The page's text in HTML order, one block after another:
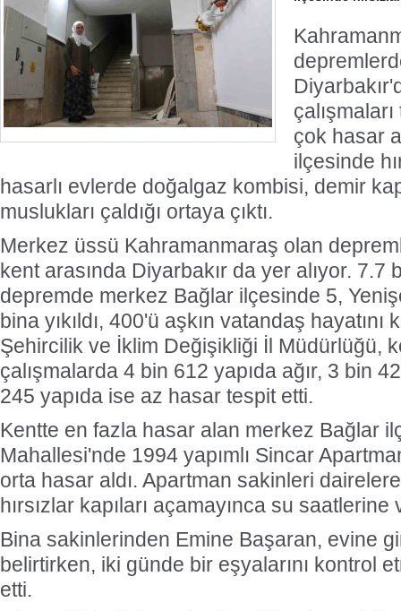
çok hasar
ilçesinde
hasarlı evlerde doğalgaz kombisi, demir
muslukları çaldığı ortaya çıktı.
Merkez üssü Kahramanmaraş olan
kent arasında Diyarbakır da yer alıyor. 7.7
depremde merkez Bağlar ilçesinde 5,
bina yıkıldı, 400'ü aşkın vatandaş hayatını
Şehircilik ve İklim Değişikliği İl Müdürlüğü,
çalışmalarda 4 bin 612 yapıda ağır, 3 bin
245 yapıda ise az hasar tespit etti.
Kentte en fazla hasar alan merkez Bağlar
Mahallesi'nde 1994 yapımlı Sincar
orta hasar aldı. Apartman sakinleri
hırsızlar kapıları açamayınca su
Bina sakinlerinden Emine Başaran, evine
belirtirken, iki günde bir eşyalarını kontrol
etti.